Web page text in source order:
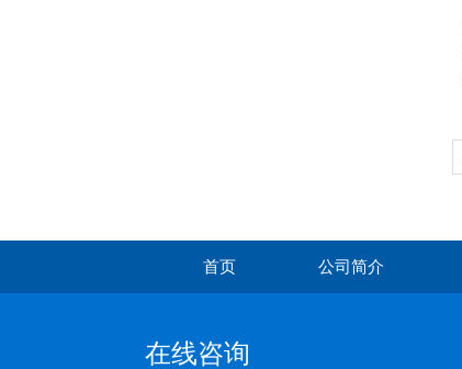
首页 公司简介
在线咨询